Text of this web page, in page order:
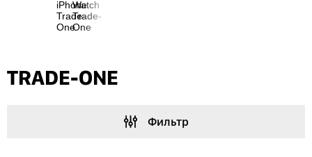
iPhone
Trade-
One
Watch
Trade-
One
TRADE-ONE
Фильтр